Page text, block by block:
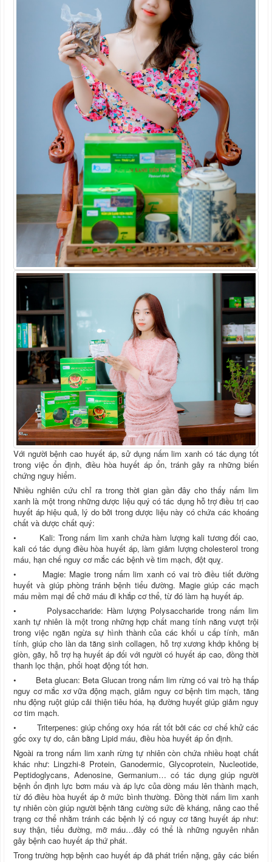
Với người bệnh cao huyết áp, sử dụng nấm lim xanh có tác dụng tốt
trong việc ổn định, điều hòa huyết áp ổn, tránh gây ra những biến
chứng nguy hiểm.
Nhiều nghiên cứu chỉ ra trong thời gian gần đây cho thấy nấm lim
xanh là một trong những dược liệu quý có tác dụng hỗ trợ điều trị cao
huyết áp hiệu quả, lý do bởi trong dược liệu này có chứa các khoáng
chất và dược chất quý:
• Kali: Trong nấm lim xanh chứa hàm lượng kali tương đối cao,
kali có tác dụng điều hòa huyết áp, làm giảm lượng cholesterol trong
máu, hạn chế nguy cơ mắc các bệnh về tim mạch, đột quỵ.
• Magie: Magie trong nấm lim xanh có vai trò điều tiết đường
huyết và giúp phòng tránh bệnh tiểu đường. Magie giúp các mạch
máu mềm mại để chở máu đi khắp cơ thể, từ đó làm hạ huyết áp.
• Polysaccharide: Hàm lượng Polysaccharide trong nấm lim
xanh tự nhiên là một trong những hợp chất mang tính năng vượt trội
trong việc ngăn ngừa sự hình thành của các khối u cấp tính, mãn
tính, giúp cho làn da tăng sinh collagen, hỗ trợ xương khớp không bị
giòn, gãy, hỗ trợ hạ huyết áp đối với người có huyết áp cao, đồng thời
thanh lọc thận, phổi hoạt động tốt hơn.
• Beta glucan: Beta Glucan trong nấm lim rừng có vai trò hạ thấp
nguy cơ mắc xơ vữa động mạch, giảm nguy cơ bệnh tim mạch, tăng
nhu động ruột giúp cải thiện tiêu hóa, hạ đường huyết giúp giảm nguy
cơ tim mạch.
• Triterpenes: giúp chống oxy hóa rất tốt bởi các cơ chế khử các
gốc oxy tự do, cân bằng Lipid máu, điều hòa huyết áp ổn định.
Ngoài ra trong nấm lim xanh rừng tự nhiên còn chứa nhiều hoạt chất
khác như: Lingzhi-8 Protein, Ganodermic, Glycoprotein, Nucleotide,
Peptidoglycans, Adenosine, Germanium… có tác dụng giúp người
bệnh ổn định lực bơm máu và áp lực của dòng máu lên thành mạch,
từ đó điều hòa huyết áp ở mức bình thường. Đồng thời nấm lim xanh
tự nhiên còn giúp người bệnh tăng cường sức đề kháng, nâng cao thể
trạng cơ thể nhằm tránh các bệnh lý có nguy cơ tăng huyết áp như:
suy thận, tiểu đường, mỡ máu…đây có thể là những nguyên nhân
gây bệnh cao huyết áp thứ phát.
Trong trường hợp bệnh cao huyết áp đã phát triển nặng, gây các biến